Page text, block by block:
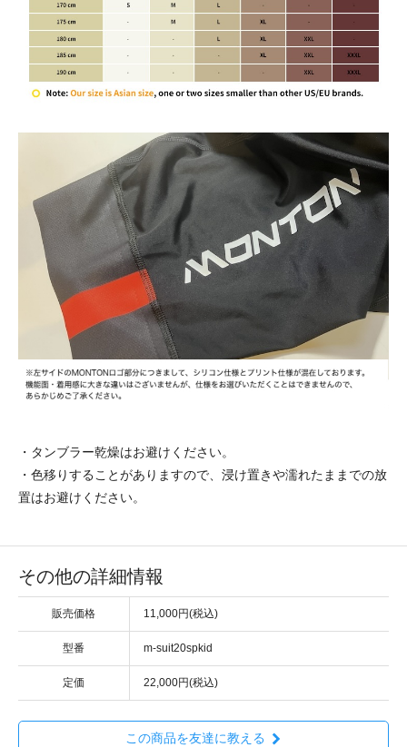
・タンブラー乾燥はお避けください。
・色移りすることがありますので、浸け置きや濡れたままでの放
置はお避けください。
その他の詳細情報
販売価格 11,000円(税込)
型番 m-suit20spkid
定価 22,000円(税込)
この商品を友達に教える